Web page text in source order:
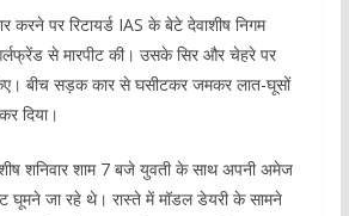
करने पर रिटायर्ड IAS के बेटे देवाशीष निगम
से मारपीट की। उसके सिर और चेहरे पर
बीच सड़क कार से घसीटकर जमकर लात-घूसों
दिया।
शनिवार शाम 7 बजे युवती के साथ अपनी अमेज
घूमने जा रहे थे। रास्ते में मॉडल डेयरी के सामने